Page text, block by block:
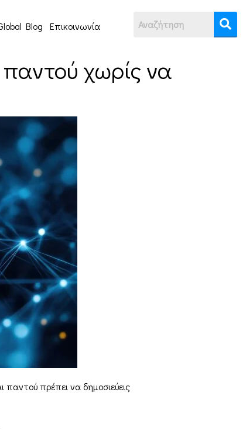
Blog Επικοινωνία
χωρίς να
παντού πρέπει να δημοσιεύεις